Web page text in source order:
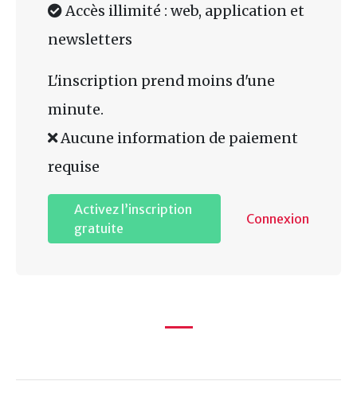
Accès illimité : web, application et
newsletters
L'inscription prend moins d'une
minute.
Aucune information de paiement
requise
Activez l’inscription
gratuite
Connexion